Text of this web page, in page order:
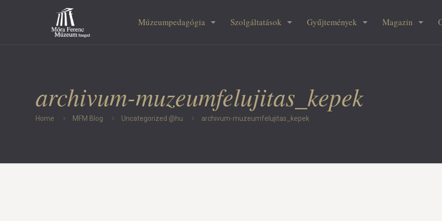
Múzeumpedagógia Szolgáltatások Gyűjtemények Magazin
archivum-muzeumfelujitas_kepek
Home MFM Blog Uncategorized @hu archivum-muzeumfelujitas_kepek